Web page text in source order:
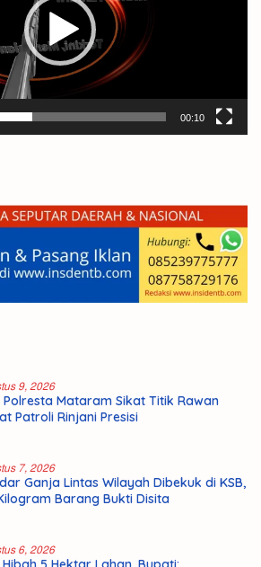
00:10
9, 2026
Polresta Mataram Sikat Titik Rawan
Patroli Rinjani Presisi
7, 2026
Ganja Lintas Wilayah Dibekuk di KSB,
Barang Bukti Disita
6, 2026